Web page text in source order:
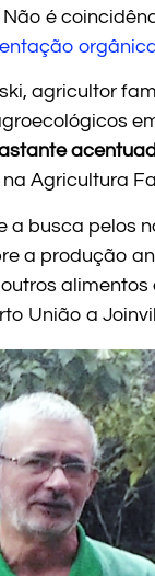
Não é
agricultor
Agricultura
a busca pelos
a produção
União a